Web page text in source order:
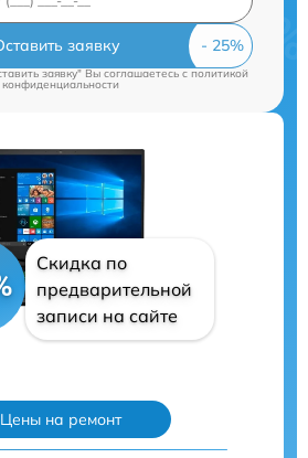
заявку
заявку" Вы соглашаетесь cполитикой
конфиденциальности
Скидка по
предварительной
записи на сайте
Цены на ремонт